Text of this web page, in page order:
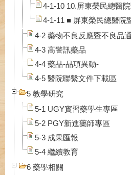
4-1-10 10.屏東榮民總醫
4-1-11 ■ 屏東榮民總醫院
4-2 藥物不良反應暨不良品
4-3 高警訊藥品
4-4 藥品-品項異動-
4-5 醫院聯繫文件下載區
5 教學研究
5-1 UGY實習藥學生專區
5-2 PGY新進藥師專區
5-3 成果匯報
5-4 繼續教育
6 藥學相關